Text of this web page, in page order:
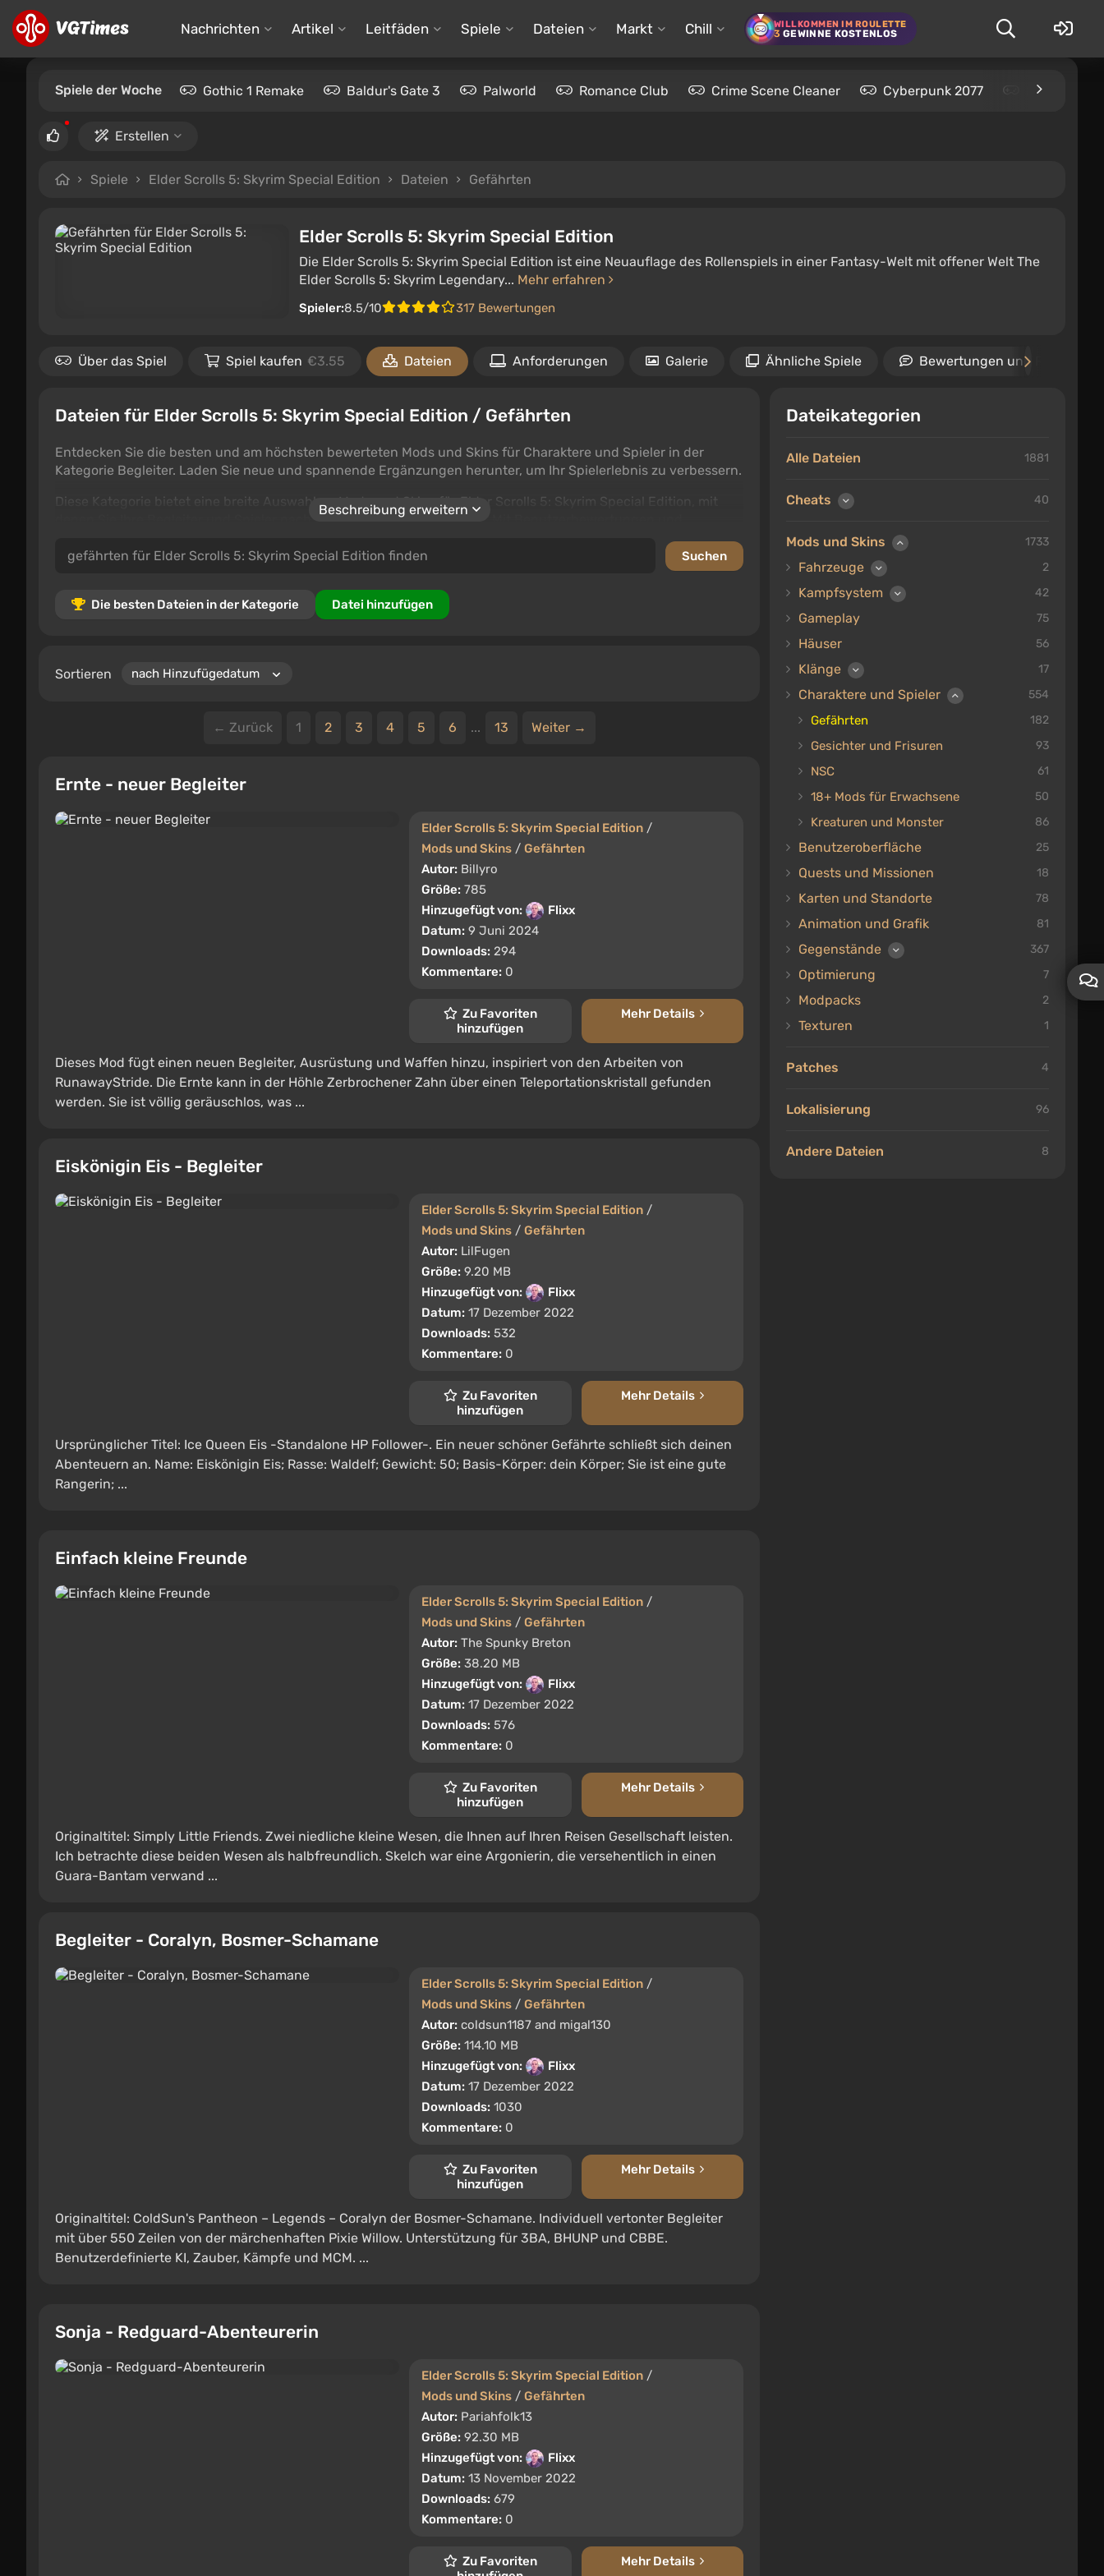
Nachrichten Artikel Leitfäden Spiele Dateien Markt Chill WILLKOMMEN IM ROULETTE
3 GEWINNE KOSTENLOS
Spiele der Woche Gothic 1 Remake Baldur's Gate 3 Palworld Romance Club Crime Scene Cleaner Cyberpunk 2077 Kingdom
Erstellen
Spiele Elder Scrolls 5: Skyrim Special Edition Dateien Gefährten
Elder Scrolls 5: Skyrim Special Edition
Die Elder Scrolls 5: Skyrim Special Edition ist eine Neuauflage des Rollenspiels in einer Fantasy-Welt mit offener Welt The
Elder Scrolls 5: Skyrim Legendary... Mehr erfahren
Spieler:8.5/10 317 Bewertungen
Über das Spiel Spiel kaufen €3.55 Dateien Anforderungen Galerie Ähnliche Spiele Bewertungen und
Dateien für Elder Scrolls 5: Skyrim Special Edition / Gefährten
Entdecken Sie die besten und am höchsten bewerteten Mods und Skins für Charaktere und Spieler in der
Kategorie Begleiter. Laden Sie neue und spannende Ergänzungen herunter, um Ihr Spielerlebnis zu verbessern.
Diese Kategorie bietet eine breite Auswahl an Mods und Skins für Elder Scrolls 5: Skyrim Special Edition, mit
denen Sie Ihre Begleiter und Spieler nach Ihrem Stil anpassen können. Mit Benutzerbewertungen und
Ob Sie einzigartige Charakterdesigns oder verbesserte Spielerfunktionen suchen, dieser Abschnitt bietet eine
Fundgrube an Optionen für Elder Scrolls 5: Skyrim Special Edition-Enthusiasten.
Beschreibung erweitern
Die besten Dateien in der Kategorie Datei hinzufügen
Sortieren
← Zurück 1 2 3 4 5 6 ... 13 Weiter →
Ernte - neuer Begleiter
Elder Scrolls 5: Skyrim Special Edition /
Mods und Skins / Gefährten
Autor: Billyro
Größe: 785
Hinzugefügt von:
Flixx
Datum: 9 Juni 2024
Downloads: 294
Kommentare: 0
Zu Favoriten
hinzufügen
Mehr Details
Dieses Mod fügt einen neuen Begleiter, Ausrüstung und Waffen hinzu, inspiriert von den Arbeiten von
RunawayStride. Die Ernte kann in der Höhle Zerbrochener Zahn über einen Teleportationskristall gefunden
werden. Sie ist völlig geräuschlos, was ...
Eiskönigin Eis - Begleiter
Elder Scrolls 5: Skyrim Special Edition /
Mods und Skins / Gefährten
Autor: LilFugen
Größe: 9.20 MB
Hinzugefügt von:
Flixx
Datum: 17 Dezember 2022
Downloads: 532
Kommentare: 0
Zu Favoriten
hinzufügen
Mehr Details
Ursprünglicher Titel: Ice Queen Eis -Standalone HP Follower-. Ein neuer schöner Gefährte schließt sich deinen
Abenteuern an. Name: Eiskönigin Eis; Rasse: Waldelf; Gewicht: 50; Basis-Körper: dein Körper; Sie ist eine gute
Rangerin; ...
Einfach kleine Freunde
Elder Scrolls 5: Skyrim Special Edition /
Mods und Skins / Gefährten
Autor: The Spunky Breton
Größe: 38.20 MB
Hinzugefügt von:
Flixx
Datum: 17 Dezember 2022
Downloads: 576
Kommentare: 0
Zu Favoriten
hinzufügen
Mehr Details
Originaltitel: Simply Little Friends. Zwei niedliche kleine Wesen, die Ihnen auf Ihren Reisen Gesellschaft leisten.
Ich betrachte diese beiden Wesen als halbfreundlich. Skelch war eine Argonierin, die versehentlich in einen
Guara-Bantam verwand ...
Begleiter - Coralyn, Bosmer-Schamane
Elder Scrolls 5: Skyrim Special Edition /
Mods und Skins / Gefährten
Autor: coldsun1187 and migal130
Größe: 114.10 MB
Hinzugefügt von:
Flixx
Datum: 17 Dezember 2022
Downloads: 1030
Kommentare: 0
Zu Favoriten
hinzufügen
Mehr Details
Originaltitel: ColdSun's Pantheon – Legends – Coralyn der Bosmer-Schamane. Individuell vertonter Begleiter
mit über 550 Zeilen von der märchenhaften Pixie Willow. Unterstützung für 3BA, BHUNP und CBBE.
Benutzerdefinierte KI, Zauber, Kämpfe und MCM. ...
Sonja - Redguard-Abenteurerin
Elder Scrolls 5: Skyrim Special Edition /
Mods und Skins / Gefährten
Autor: Pariahfolk13
Größe: 92.30 MB
Hinzugefügt von:
Flixx
Datum: 13 November 2022
Downloads: 679
Kommentare: 0
Zu Favoriten
Mehr Details
Dateikategorien
Alle Dateien 1881
Cheats 40
Mods und Skins 1733
Fahrzeuge 2
Kampfsystem 42
Gameplay 75
Häuser 56
Klänge 17
Charaktere und Spieler 554
Gefährten 182
Gesichter und Frisuren 93
NSC 61
18+ Mods für Erwachsene 50
Kreaturen und Monster 86
Benutzeroberfläche 25
Quests und Missionen 18
Karten und Standorte 78
Animation und Grafik 81
Gegenstände 367
Optimierung 7
Modpacks 2
Texturen 1
Patches 4
Lokalisierung 96
Andere Dateien 8